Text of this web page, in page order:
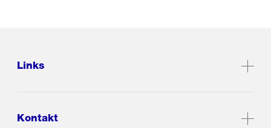
Links
Kontakt